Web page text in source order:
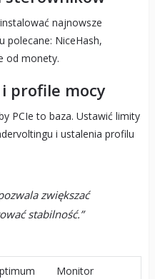
najnowsze
polecane: NiceHash,
od monety.
profile mocy
PCIe to baza. Ustawić limity
i ustalenia profilu
zwiększać
stabilność.”
Monitor